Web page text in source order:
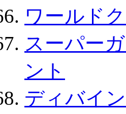
ワールド
スーパー
ント
ディバイ